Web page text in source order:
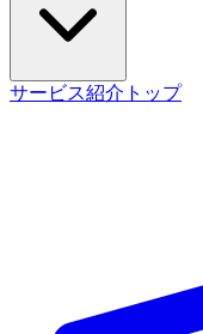
サービス紹介トップ